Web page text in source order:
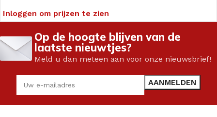
Inloggen om prijzen te zien
Op de hoogte blijven van de
laatste nieuwtjes?
Meld u dan meteen aan voor onze nieuwsbrief!